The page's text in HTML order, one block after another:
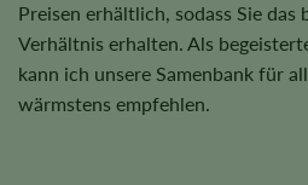
Preisen erhältlich, sodass Sie das
Verhältnis erhalten. Als
kann ich unsere Samenbank für
wärmstens empfehlen.